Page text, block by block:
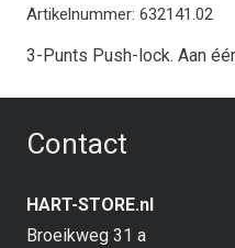
Artikelnummer: 632141.02
3-Punts Push-lock. Aan
Contact
HART-STORE.nl
Broeikweg 31 a